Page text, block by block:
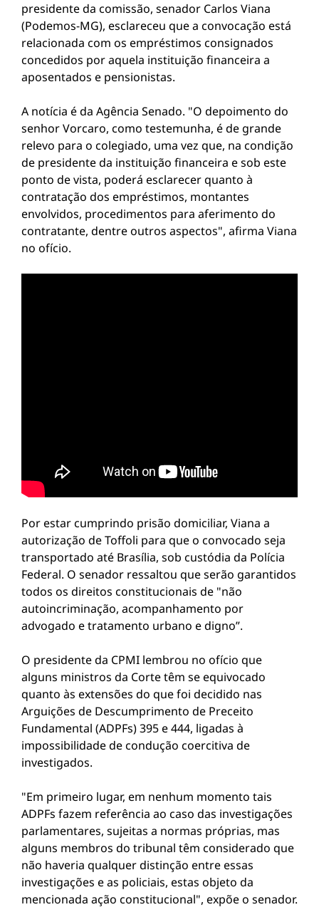
presidente da comissão, senador Carlos Viana
(Podemos-MG), esclareceu que a convocação está
relacionada com os empréstimos consignados
concedidos por aquela instituição financeira a
aposentados e pensionistas.
A notícia é da Agência Senado. "O depoimento do
senhor Vorcaro, como testemunha, é de grande
relevo para o colegiado, uma vez que, na condição
de presidente da instituição financeira e sob este
ponto de vista, poderá esclarecer quanto à
contratação dos empréstimos, montantes
envolvidos, procedimentos para aferimento do
contratante, dentre outros aspectos", afirma Viana
no ofício.
Por estar cumprindo prisão domiciliar, Viana a
autorização de Toffoli para que o convocado seja
transportado até Brasília, sob custódia da Polícia
Federal. O senador ressaltou que serão garantidos
todos os direitos constitucionais de "não
autoincriminação, acompanhamento por
advogado e tratamento urbano e digno”.
O presidente da CPMI lembrou no ofício que
alguns ministros da Corte têm se equivocado
quanto às extensões do que foi decidido nas
Arguições de Descumprimento de Preceito
Fundamental (ADPFs) 395 e 444, ligadas à
impossibilidade de condução coercitiva de
investigados.
"Em primeiro lugar, em nenhum momento tais
ADPFs fazem referência ao caso das investigações
parlamentares, sujeitas a normas próprias, mas
alguns membros do tribunal têm considerado que
não haveria qualquer distinção entre essas
investigações e as policiais, estas objeto da
mencionada ação constitucional", expõe o senador.